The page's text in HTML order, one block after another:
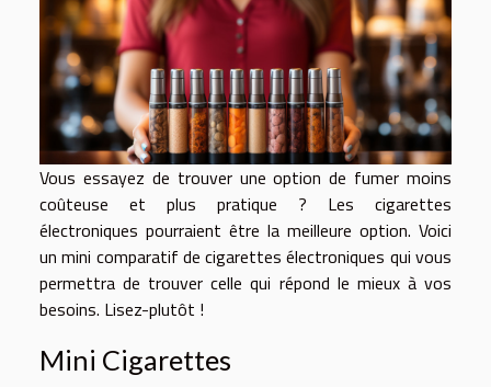
Vous essayez de trouver une option de fumer moins
coûteuse et plus pratique ? Les cigarettes
électroniques pourraient être la meilleure option. Voici
un mini comparatif de cigarettes électroniques qui vous
permettra de trouver celle qui répond le mieux à vos
besoins. Lisez-plutôt !
Mini Cigarettes